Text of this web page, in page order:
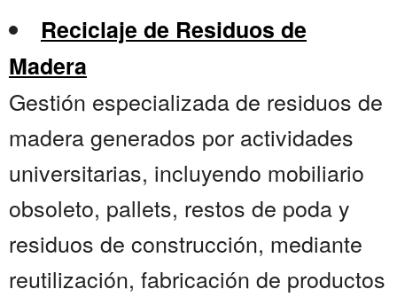
Reciclaje de Residuos de
Madera
Gestión especializada de residuos de
madera generados por actividades
universitarias, incluyendo mobiliario
obsoleto, pallets, restos de poda y
residuos de construcción, mediante
reutilización, fabricación de productos